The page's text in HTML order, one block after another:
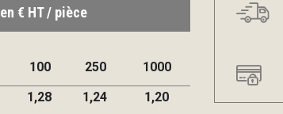
en € HT / pièce
100 250 1000
1,28 1,24
1,20